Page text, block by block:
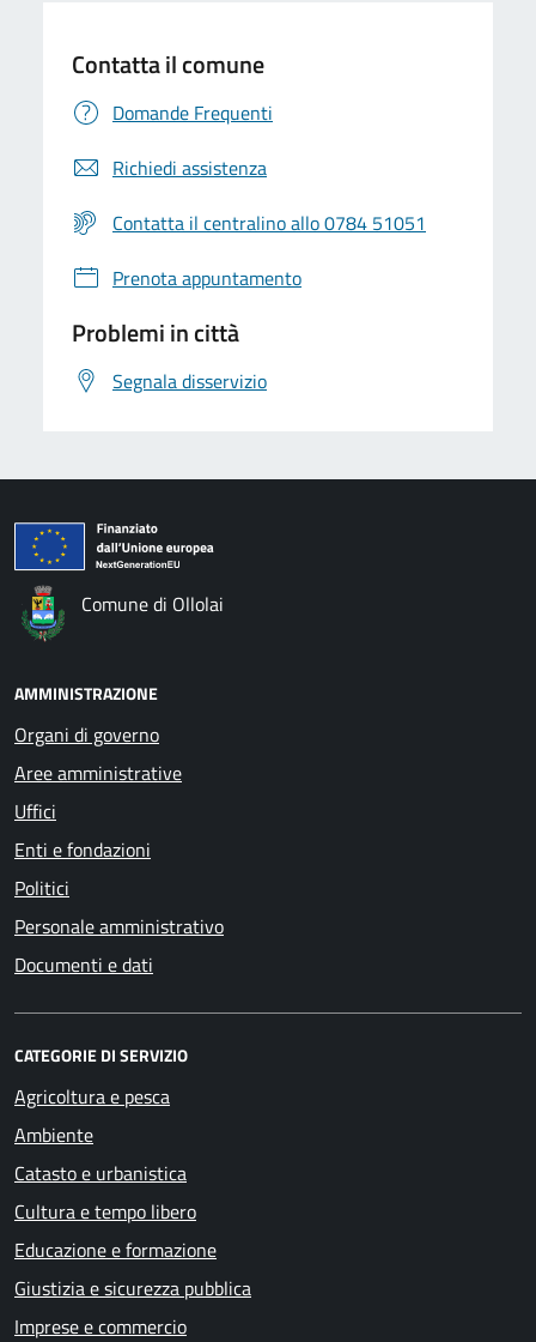
Contatta il comune
Domande Frequenti
Richiedi assistenza
Contatta il centralino allo 0784 51051
Prenota appuntamento
Problemi in città
Segnala disservizio
Comune di Ollolai
AMMINISTRAZIONE
Organi di governo
Aree amministrative
Uffici
Enti e fondazioni
Politici
Personale amministrativo
Documenti e dati
CATEGORIE DI SERVIZIO
Agricoltura e pesca
Ambiente
Catasto e urbanistica
Cultura e tempo libero
Educazione e formazione
Giustizia e sicurezza pubblica
Imprese e commercio